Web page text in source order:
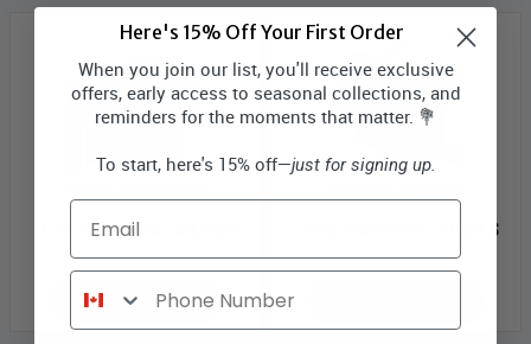
Prix Bloomex:
MAGASINEZ
21,99 $
Here's 15% Off Your First Order
When you join our list, you'll receive exclusive
offers, early access to seasonal collections, and
reminders for the moments that matter. 💐
To start, here's 15% off—just for signing up.
Email
Phone Number